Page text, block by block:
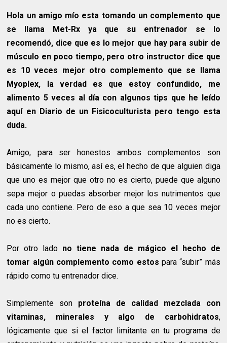
Hola un amigo mío esta tomando un complemento que
se llama Met-Rx ya que su entrenador se lo
recomendó, dice que es lo mejor que hay para subir de
músculo en poco tiempo, pero otro instructor dice que
es 10 veces mejor otro complemento que se llama
Myoplex, la verdad es que estoy confundido, me
alimento 5 veces al día con algunos tips que he leído
aquí en Diario de un Fisicoculturista pero tengo esta
duda.
Amigo, para ser honestos ambos complementos son
básicamente lo mismo, así es, el hecho de que alguien diga
que uno es mejor que otro no es cierto, puede que alguno
sepa mejor o puedas absorber mejor los nutrimentos que
cada uno contiene. Pero de eso a que sea 10 veces mejor
no es cierto.
Por otro lado no tiene nada de mágico el hecho de
tomar algún complemento como estos para “subir” más
rápido como tu entrenador dice.
Simplemente son proteína de calidad mezclada con
vitaminas, minerales y algo de carbohidratos,
lógicamente que si el factor limitante en tu programa de